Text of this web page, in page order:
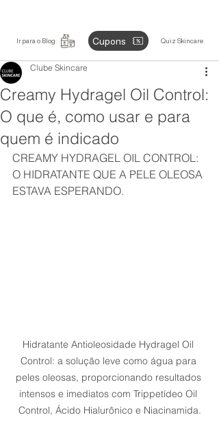
Ir para o Blog Cupons Quiz Skincare
Creamy Hydragel Oil Control:
O que é, como usar e para
quem é indicado
Clube Skincare
CREAMY HYDRAGEL OIL CONTROL:
O HIDRATANTE QUE A PELE OLEOSA
ESTAVA ESPERANDO.
Hidratante Antioleosidade Hydragel Oil
Control: a solução leve como água para
peles oleosas, proporcionando resultados
intensos e imediatos com Trippetídeo Oil
Control, Ácido Hialurônico e Niacinamida.